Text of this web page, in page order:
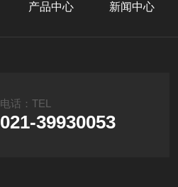
产品中心 新闻中心
电话：TEL
021-39930053